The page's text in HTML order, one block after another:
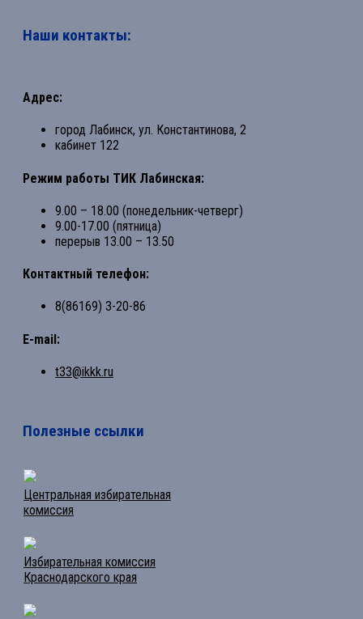
Наши контакты:
Адрес:
город Лабинск, ул. Константинова, 2
кабинет 122
Режим работы ТИК Лабинская:
9.00 – 18.00 (понедельник-четверг)
9.00-17.00 (пятница)
перерыв 13.00 – 13.50
Контактный телефон:
8(86169) 3-20-86
E-mail:
t33@ikkk.ru
Полезные ссылки
Центральная избирательная
комиссия
Избирательная комиссия
Краснодарского края